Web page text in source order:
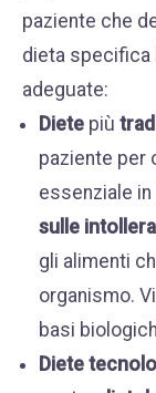
paziente che
dieta specifica
adeguate:
Diete più
paziente per
essenziale
sulle
gli alimenti
organismo.
basi
Diete